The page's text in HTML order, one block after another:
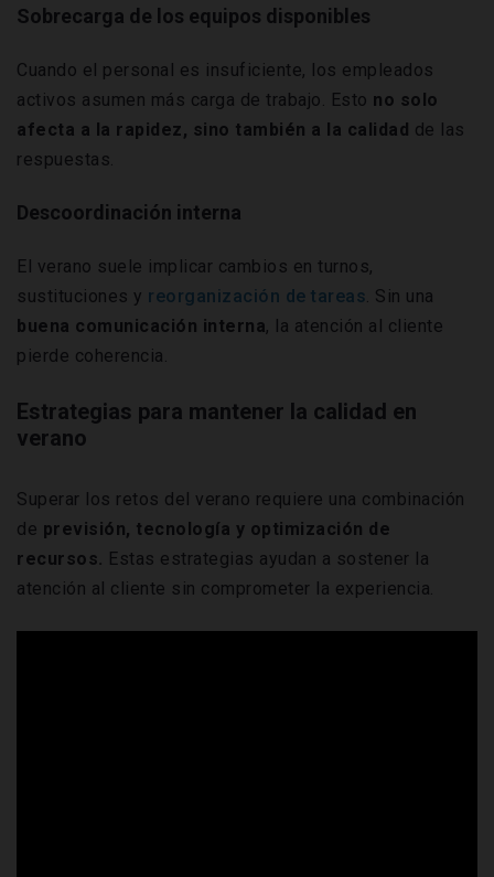
Sobrecarga de los equipos disponibles
Cuando el personal es insuficiente, los empleados
activos asumen más carga de trabajo. Esto no solo
afecta a la rapidez, sino también a la calidad de las
respuestas.
Descoordinación interna
El verano suele implicar cambios en turnos,
sustituciones y reorganización de tareas. Sin una
buena comunicación interna, la atención al cliente
pierde coherencia.
Estrategias para mantener la calidad en
verano
Superar los retos del verano requiere una combinación
de previsión, tecnología y optimización de
recursos. Estas estrategias ayudan a sostener la
atención al cliente sin comprometer la experiencia.